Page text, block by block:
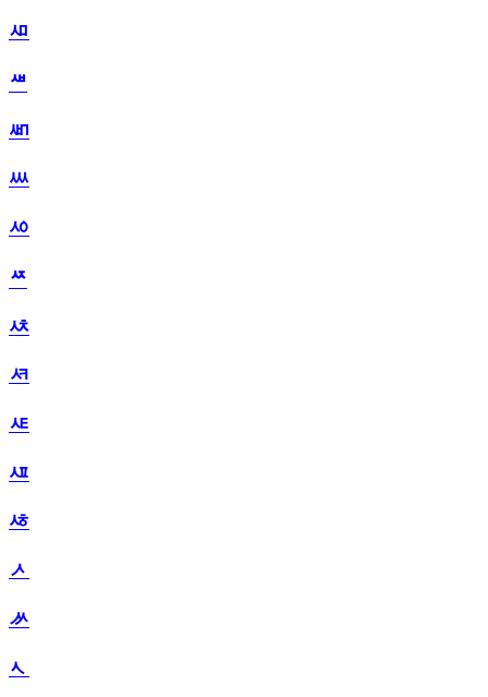
ᄱ
ᄲ
ᄳ
ᄴ
ᄵ
ᄶ
ᄷ
ᄸ
ᄹ
ᄺ
ᄻ
ᄼ
ᄽ
ᄾ